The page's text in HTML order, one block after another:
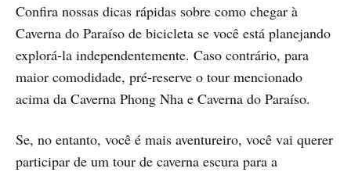
Confira nossas dicas rápidas sobre como chegar à
Caverna do Paraíso de bicicleta se você está planejando
explorá-la independentemente. Caso contrário, para
maior comodidade, pré-reserve o tour mencionado
acima da Caverna Phong Nha e Caverna do Paraíso.
Se, no entanto, você é mais aventureiro, você vai querer
participar de um tour de caverna escura para a